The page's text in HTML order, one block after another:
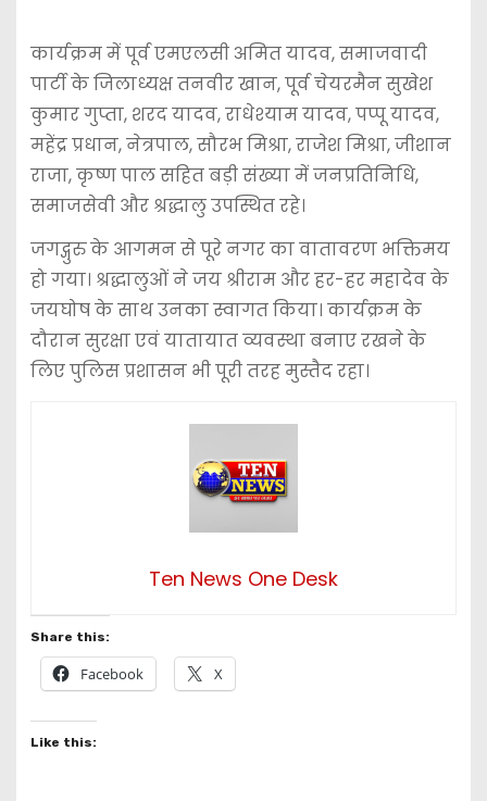
कार्यक्रम में पूर्व एमएलसी अमित यादव, समाजवादी
पार्टी के जिलाध्यक्ष तनवीर खान, पूर्व चेयरमैन सुखेश
कुमार गुप्ता, शरद यादव, राधेश्याम यादव, पप्पू यादव,
महेंद्र प्रधान, नेत्रपाल, सौरभ मिश्रा, राजेश मिश्रा, जीशान
राजा, कृष्ण पाल सहित बड़ी संख्या में जनप्रतिनिधि,
समाजसेवी और श्रद्धालु उपस्थित रहे।
जगद्गुरु के आगमन से पूरे नगर का वातावरण भक्तिमय
हो गया। श्रद्धालुओं ने जय श्रीराम और हर-हर महादेव के
जयघोष के साथ उनका स्वागत किया। कार्यक्रम के
दौरान सुरक्षा एवं यातायात व्यवस्था बनाए रखने के
लिए पुलिस प्रशासन भी पूरी तरह मुस्तैद रहा।
Ten News One Desk
Share this:
Facebook X
Like this: